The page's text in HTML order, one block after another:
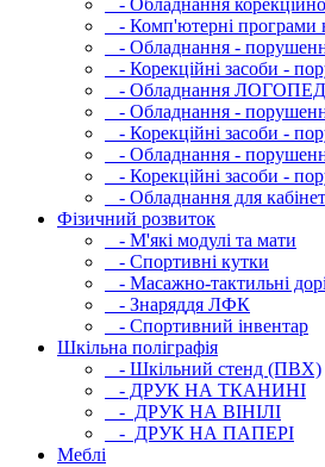
- Обладнання
- Комп'ютерні програми
- Обладнання -
- Корекційні засоби -
- Обладнання
- Обладнання -
- Корекційні засоби -
- Обладнання -
- Корекційні засоби -
- Обладнання для
Фізичний розвиток
- М'які модулi та мати
- Спортивні кутки
- Масажно-тактильні
- Знаряддя ЛФК
- Спортивний інвентар
Шкільна поліграфія
- Шкільний стенд (ПВХ)
- ДРУК НА ТКАНИНІ
- ДРУК НА ВІНІЛІ
- ДРУК НА ПАПЕРІ
Меблі